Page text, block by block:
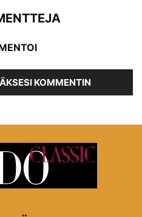
KOMMENTIN